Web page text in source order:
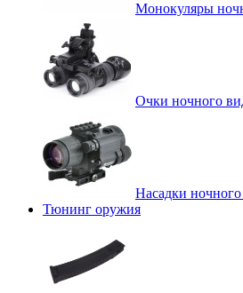
Монокуляры
Очки ночного
Насадки
Тюнинг оружия